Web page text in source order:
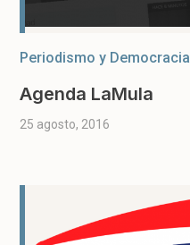
Periodismo y Democracia
Agenda LaMula
25 agosto, 2016